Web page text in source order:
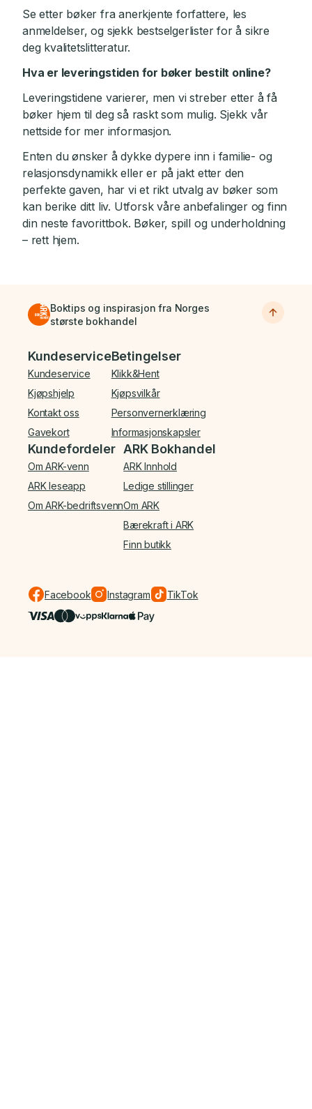
Se etter bøker fra anerkjente forfattere, les
anmeldelser, og sjekk bestselgerlister for å sikre
deg kvalitetslitteratur.
Hva er leveringstiden for bøker bestilt online?
Leveringstidene varierer, men vi streber etter å få
bøker hjem til deg så raskt som mulig. Sjekk vår
nettside for mer informasjon.
Enten du ønsker å dykke dypere inn i familie- og
relasjonsdynamikk eller er på jakt etter den
perfekte gaven, har vi et rikt utvalg av bøker som
kan berike ditt liv. Utforsk våre anbefalinger og finn
din neste favorittbok. Bøker, spill og underholdning
– rett hjem.
Boktips og inspirasjon fra Norges
største bokhandel
Bunnmeny
Kundeservice
Kundeservice
Kjøpshjelp
Kontakt oss
Gavekort
Betingelser
Klikk&Hent
Kjøpsvilkår
Personvernerklæring
Informasjonskapsler
Kundefordeler
Om ARK-venn
ARK leseapp
Om ARK-bedriftsvenn
ARK Bokhandel
ARK Innhold
Ledige stillinger
Om ARK
Bærekraft i ARK
Finn butikk
Facebook Instagram TikTok